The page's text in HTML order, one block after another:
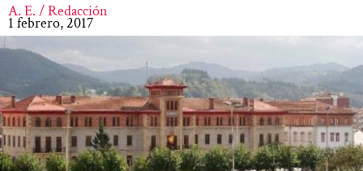
A. E. / Redacción
1 febrero, 2017